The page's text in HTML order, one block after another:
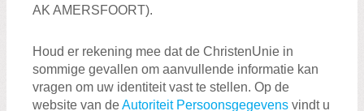
AK AMERSFOORT).
Houd er rekening mee dat de ChristenUnie in
sommige gevallen om aanvullende informatie kan
vragen om uw identiteit vast te stellen. Op de
website van deAutoriteit Persoonsgegevens vindt u